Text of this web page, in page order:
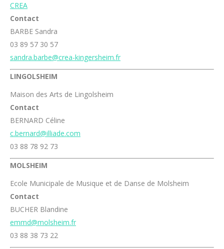
CREA
Contact
BARBE Sandra
03 89 57 30 57
sandra.barbe@crea-kingersheim.fr
LINGOLSHEIM
Maison des Arts de Lingolsheim
Contact
BERNARD Céline
c.bernard@illiade.com
03 88 78 92 73
MOLSHEIM
Ecole Municipale de Musique et de Danse de Molsheim
Contact
BUCHER Blandine
emmd@molsheim.fr
03 88 38 73 22